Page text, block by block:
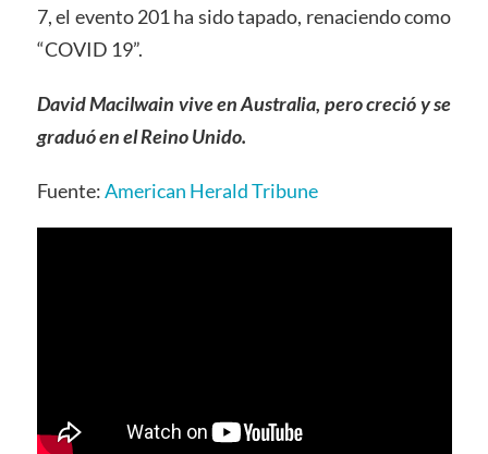
7, el evento 201 ha sido tapado, renaciendo como
“COVID 19”.
David Macilwain vive en Australia, pero creció y se
graduó en el Reino Unido.
Fuente:American Herald Tribune